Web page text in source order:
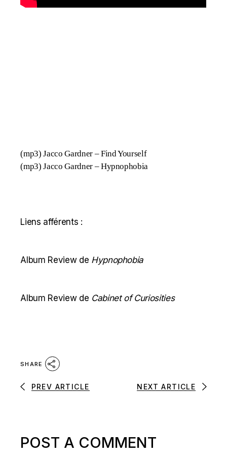
(mp3)Jacco Gardner – Find Yourself
(mp3)Jacco Gardner – Hypnophobia
Liens afférents :
Album Review de Hypnophobia
Album Review de Cabinet of Curiosities
SHARE
PREV ARTICLE NEXT ARTICLE
POST A COMMENT